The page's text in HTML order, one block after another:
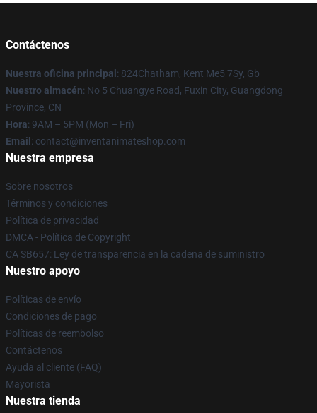
Contáctenos
Nuestra oficina principal : 824Chatham, Kent Me5 7Sy, Gb
Nuestro almacén: No 5 Chuangye Road, Fuxin City, Guangdong
Province, CN
Hora: 9AM – 5PM (Mon – Fri)
Email : contact@inventanimateshop.com
Nuestra empresa
Sobre nosotros
Términos y condiciones
Política de privacidad
DMCA - Política de Copyright
CA SB657: Ley de transparencia en la cadena de suministro
Nuestro apoyo
Políticas de envío
Condiciones de pago
Políticas de reembolso
Contáctenos
Ayuda al cliente (FAQ)
Mayorista
Nuestra tienda